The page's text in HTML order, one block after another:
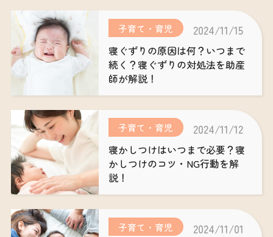
子育て・育児 2024/11/15
寝ぐずりの原因は何？いつまで
続く？寝ぐずりの対処法を助産
師が解説！
子育て・育児 2024/11/12
寝かしつけはいつまで必要？寝
かしつけのコツ・NG行動を解
説！
子育て・育児 2024/11/01